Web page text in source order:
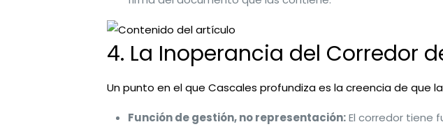
4. La Inoperancia del Corredor
Un punto en el que Cascales profundiza es la creencia de que
Función de gestión, no representación:El corredor tiene